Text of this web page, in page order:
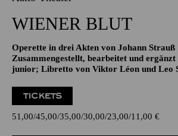
WIENER BLUT
Operette in drei Akten von Johann Strauß
Zusammengestellt, bearbeitet und
junior; Libretto von Viktor Léon und Leo
TICKETS
51,00 45,00 35,00 30,00 23,00 11,00 €